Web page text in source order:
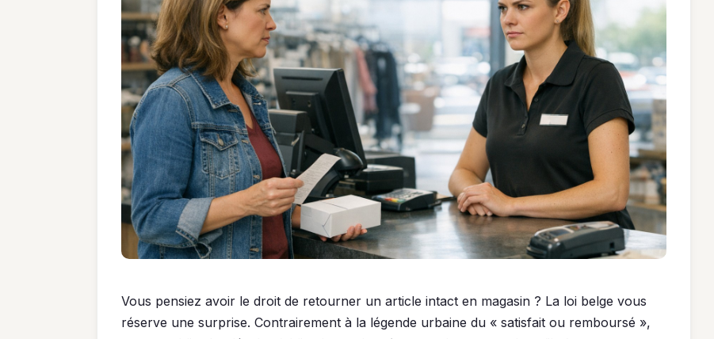
Vous pensiez avoir le droit de retourner un article intact en magasin ? La loi belge vous
réserve une surprise. Contrairement à la légende urbaine du « satisfait ou remboursé »,